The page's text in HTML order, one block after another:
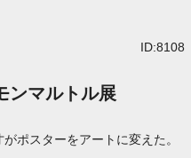
ID:8108
ンマルトル展
ポスターをアートに変えた。